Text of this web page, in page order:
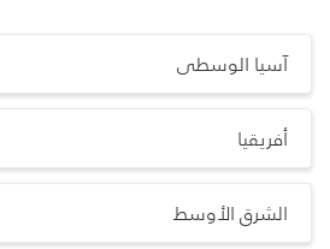
آسيا الوسطى
أفريقيا
الشرق الأوسط